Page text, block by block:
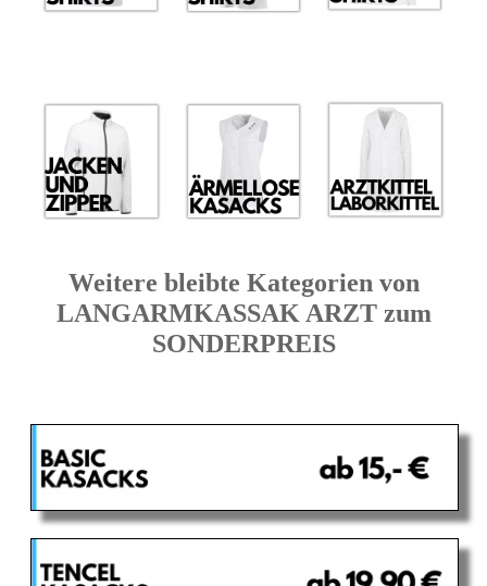
Weitere bleibte Kategorien von
LANGARMKASSAK ARZT zum
SONDERPREIS